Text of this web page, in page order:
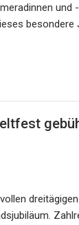
und
besondere